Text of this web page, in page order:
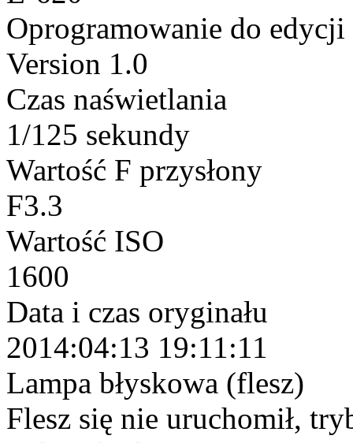
Oprogramowanie do edycji
Version 1.0
Czas naświetlania
1/125 sekundy
Wartość F przysłony
F3.3
Wartość ISO
1600
Data i czas oryginału
2014:04:13 19:11:11
Lampa błyskowa (flesz)
Flesz się nie uruchomił,